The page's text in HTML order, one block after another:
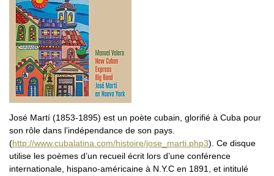
José Martí (1853-1895) est un poète cubain, glorifié à Cuba pour
son rôle dans l’indépendance de son pays.
(http://www.cubalatina.com/histoire/jose_marti.php3). Ce disque
utilise les poèmes d’un recueil écrit lors d’une conférence
internationale, hispano-américaine à N.Y.C en 1891, et intitulé